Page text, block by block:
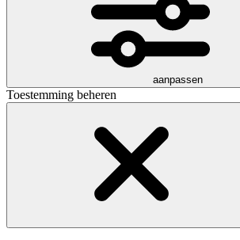
aanpassen
Toestemming beheren